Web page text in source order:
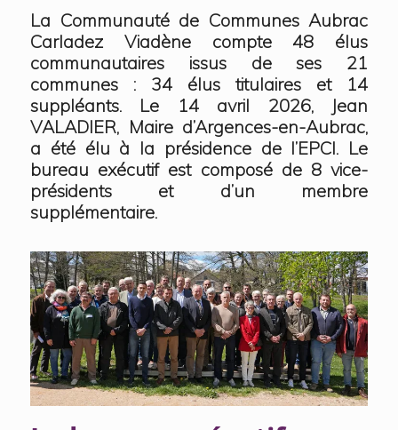
La Communauté de Communes Aubrac
Carladez Viadène compte 48 élus
communautaires issus de ses 21
communes : 34 élus titulaires et 14
suppléants. Le 14 avril 2026, Jean
VALADIER, Maire d’Argences-en-Aubrac,
a été élu à la présidence de l’EPCI. Le
bureau exécutif est composé de 8 vice-
présidents et d’un membre
supplémentaire.